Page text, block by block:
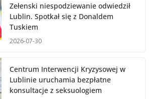
Zełenski niespodziewanie odwiedził
Lublin. Spotkał się z Donaldem
Tuskiem
2026-07-30
Centrum Interwencji Kryzysowej w
Lublinie uruchamia bezpłatne
konsultacje z seksuologiem